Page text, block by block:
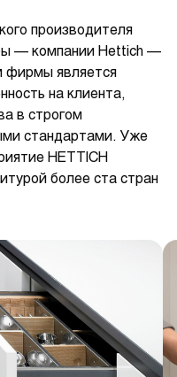
производителя
— компании Hettich —
фирмы является
на клиента,
в строгом
стандартами. Уже
HETTICH
более ста стран